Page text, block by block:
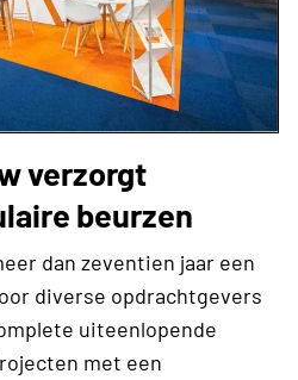
verzorgt
beurzen
dan zeventien jaar een
diverse opdrachtgevers
uiteenlopende
met een